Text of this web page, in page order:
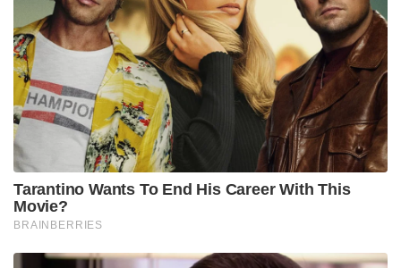
Tarantino Wants To End His Career With This
Movie?
BRAINBERRIES